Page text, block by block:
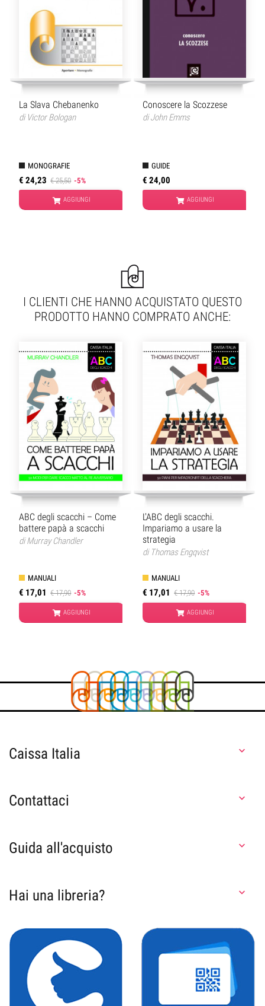
La Slava Chebanenko
di Victor Bologan
MONOGRAFIE
€ 24,23 € 25,50 -5%
AGGIUNGI
Conoscere la Scozzese
diJohn Emms
GUIDE
€ 24,00
AGGIUNGI
I CLIENTI CHE HANNO ACQUISTATO QUESTO
PRODOTTO HANNO COMPRATO ANCHE:
ABC degli scacchi – Come
battere papà a scacchi
diMurray Chandler
MANUALI
€ 17,01 € 17,90 -5%
AGGIUNGI
L'ABC degli scacchi.
Impariamo a usare la
strategia
di Thomas Engqvist
MANUALI
€ 17,01 € 17,90 -5%
AGGIUNGI
Caissa Italia 
Contattaci 
Guida all'acquisto 
Hai una libreria? 